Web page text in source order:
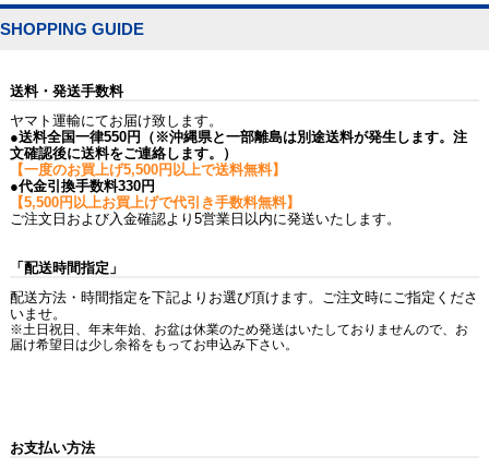
SHOPPING GUIDE
送料・発送手数料
ヤマト運輸にてお届け致します。
●送料全国一律550円（※沖縄県と一部離島は別途送料が発生します。注
文確認後に送料をご連絡します。）
【一度のお買上げ5,500円以上で送料無料】
●代金引換手数料330円
【5,500円以上お買上げで代引き手数料無料】
ご注文日および入金確認より5営業日以内に発送いたします。
「配送時間指定」
配送方法・時間指定を下記よりお選び頂けます。ご注文時にご指定くださ
いませ。
※土日祝日、年末年始、お盆は休業のため発送はいたしておりませんので、お
届け希望日は少し余裕をもってお申込み下さい。
お支払い方法